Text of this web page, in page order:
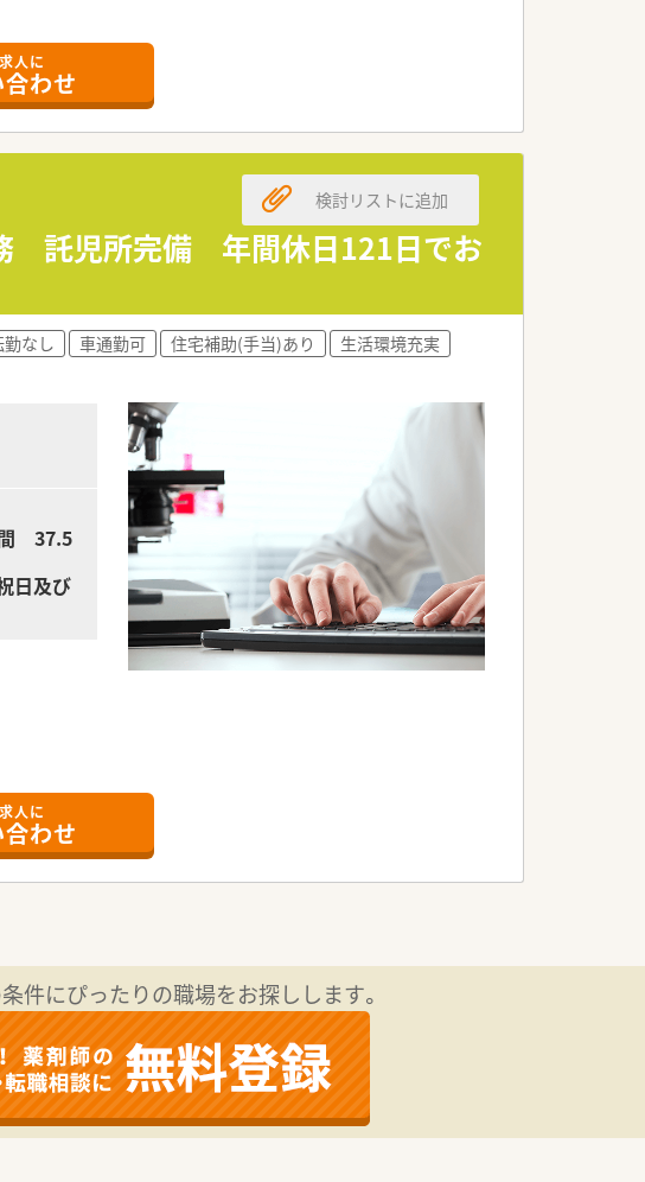
人に
わせ
務 託児所完備 年間休日121日でお
検討リストに追加
勤なし 車通勤可 住宅補助(手当)あり
生活環境充実
間 37.5
日及び
人に
わせ
件にぴったりの職場をお探しします。